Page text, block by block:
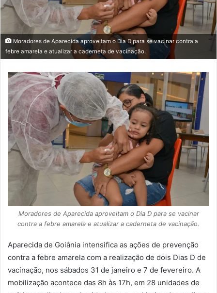
Moradores de Aparecida aproveitam o Dia D para se vacinar contra a
febre amarela e atualizar a caderneta de vacinação.
Moradores de Aparecida aproveitam o Dia D para se vacinar
contra a febre amarela e atualizar a caderneta de vacinação.
Aparecida de Goiânia intensifica as ações de prevenção
contra a febre amarela com a realização de dois Dias D de
vacinação, nos sábados 31 de janeiro e 7 de fevereiro. A
mobilização acontece das 8h às 17h, em 28 unidades de